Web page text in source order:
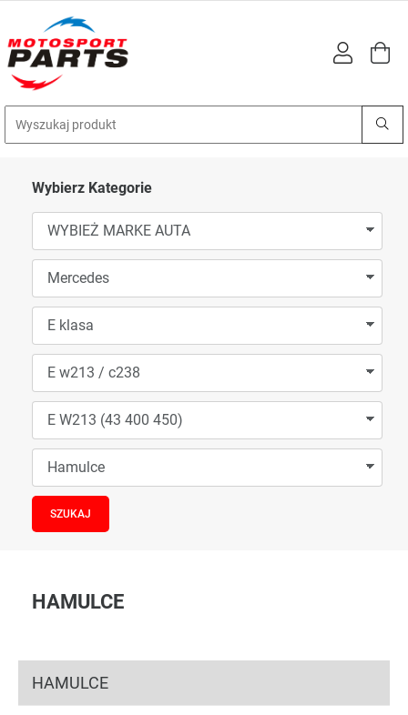
Wybierz Kategorie
HAMULCE
HAMULCE